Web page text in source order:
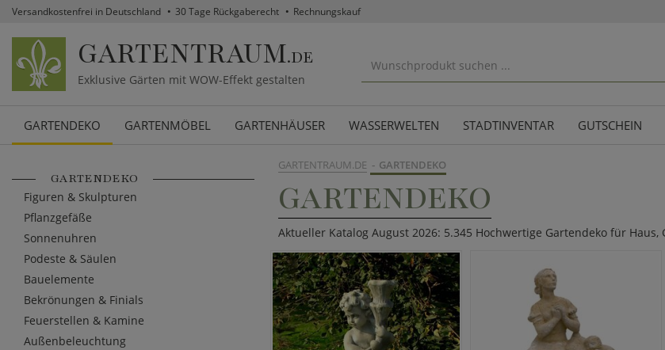
Versandkostenfrei in Deutschland 30 Tage Rückgaberecht Rechnungskauf
GARTENTRAUM.DE
Exklusive Gärten mit WOW-Effekt gestalten
GARTENDEKO GARTENMÖBEL GARTENHÄUSER WASSERWELTEN STADTINVENTAR GUTSCHEIN
GARTENTRAUM.DE GARTENDEKO
GARTENDEKO
Aktueller Katalog August 2026: 5.345 Hochwertige Gartendeko für
GARTENDEKO
Figuren & Skulpturen
Pflanzgefäße
Sonnenuhren
Podeste & Säulen
Bauelemente
Bekrönungen & Finials
Feuerstellen & Kamine
Außenbeleuchtung